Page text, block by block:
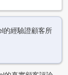
的經驗證顧客所